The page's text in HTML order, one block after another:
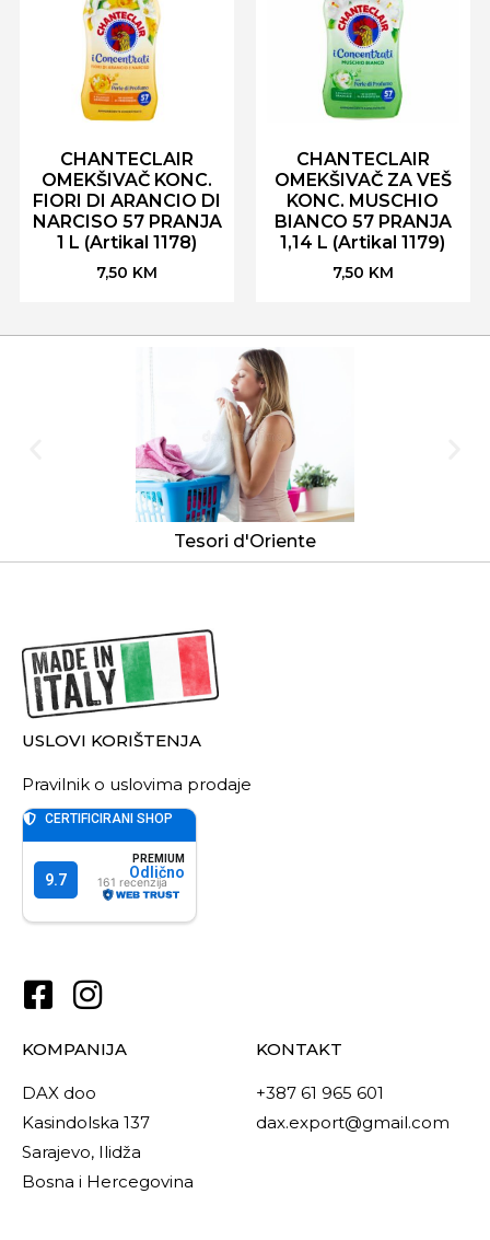
CHANTECLAIR
OMEKŠIVAČ KONC.
FIORI DI ARANCIO DI
NARCISO 57 PRANJA
1 L (Artikal 1178)
7,50 KM
CHANTECLAIR
OMEKŠIVAČ ZA VEŠ
KONC. MUSCHIO
BIANCO 57 PRANJA
1,14 L (Artikal 1179)
7,50 KM
Tesori d'Oriente
USLOVI KORIŠTENJA
Pravilnik o uslovima prodaje
KOMPANIJA
DAX doo
Kasindolska 137
Sarajevo, Ilidža
Bosna i Hercegovina
KONTAKT
+387 61 965 601
dax.export@gmail.com